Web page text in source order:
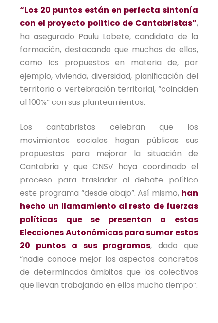
“Los 20 puntos están en perfecta sintonía
con el proyecto político de Cantabristas”,
ha asegurado Paulu Lobete, candidato de la
formación, destacando que muchos de ellos,
como los propuestos en materia de, por
ejemplo, vivienda, diversidad, planificación del
territorio o vertebración territorial, “coinciden
al 100%” con sus planteamientos.
Los cantabristas celebran que los
movimientos sociales hagan públicas sus
propuestas para mejorar la situación de
Cantabria y que CNSV haya coordinado el
proceso para trasladar al debate político
este programa “desde abajo”. Así mismo, han
hecho un llamamiento al resto de fuerzas
políticas que se presentan a estas
Elecciones Autonómicas para sumar estos
20 puntos a sus programas, dado que
“nadie conoce mejor los aspectos concretos
de determinados ámbitos que los colectivos
que llevan trabajando en ellos mucho tiempo”.